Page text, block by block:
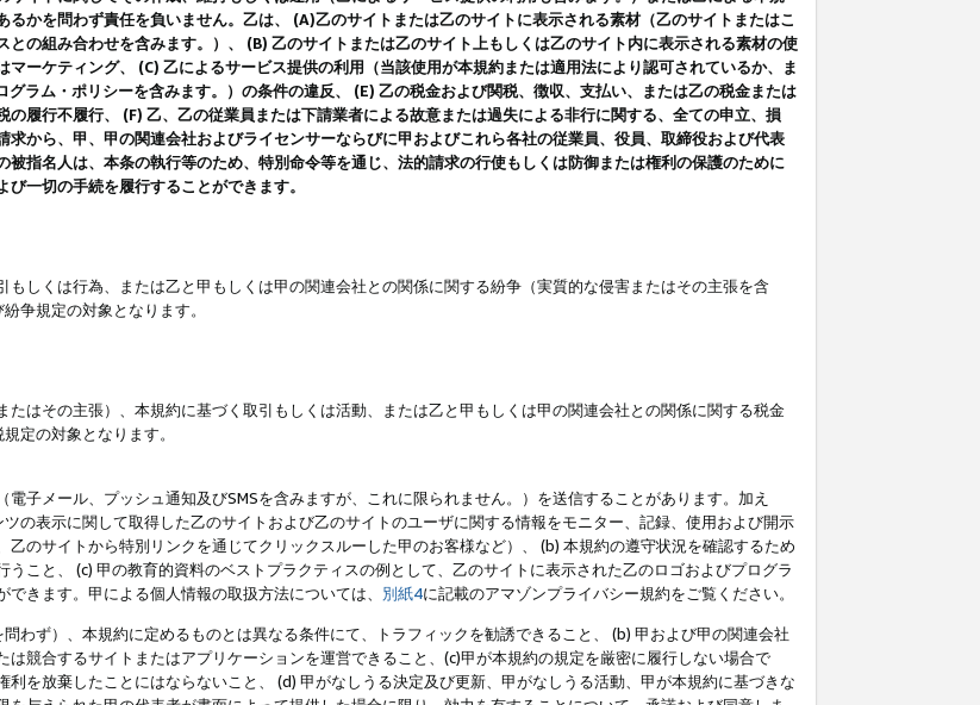
かを問わず責任を負いません。乙は、 (A)乙のサイトまたは乙のサイトに表示される素材（乙のサイトまたはこ
の組み合わせを含みます。）、 (B) 乙のサイトまたは乙のサイト上もしくは乙のサイト内に表示される素材の使
ーケティング、 (C) 乙によるサービス提供の利用（当該使用が本規約または適用法により認可されているか、ま
ラム・ポリシーを含みます。）の条件の違反、 (E) 乙の税金および関税、徴収、支払い、または乙の税金または
履行不履行、 (F) 乙、乙の従業員または下請業者による故意または過失による非行に関する、全ての申立、損
から、甲、甲の関連会社およびライセンサーならびに甲およびこれら各社の従業員、役員、取締役および代表
指名人は、本条の執行等のため、特別命令等を通じ、法的請求の行使もしくは防御または権利の保護のために
一切の手続を履行することができます。
しくは行為、または乙と甲もしくは甲の関連会社との関係に関する紛争（実質的な侵害またはその主張を含
争規定の対象となります。
はその主張）、本規約に基づく取引もしくは活動、または乙と甲もしくは甲の関連会社との関係に関する税金
定の対象となります。
子メール、プッシュ通知及びSMSを含みますが、これに限られません。）を送信することがあります。加え
の表示に関して取得した乙のサイトおよび乙のサイトのユーザに関する情報をモニター、記録、使用および開示
のサイトから特別リンクを通じてクリックスルーした甲のお客様など）、 (b) 本規約の遵守状況を確認するため
こと、 (c) 甲の教育的資料のベストプラクティスの例として、乙のサイトに表示された乙のロゴおよびプログラ
きます。甲による個人情報の取扱方法については、 別紙4に記載のアマゾンプライバシー規約をご覧ください。
わず）、本規約に定めるものとは異なる条件にて、トラフィックを勧誘できること、 (b) 甲および甲の関連会社
競合するサイトまたはアプリケーションを運営できること、(c)甲が本規約の規定を厳密に履行しない場合で
を放棄したことにはならないこと、 (d) 甲がなしうる決定及び更新、甲がなしうる活動、甲が本規約に基づきな